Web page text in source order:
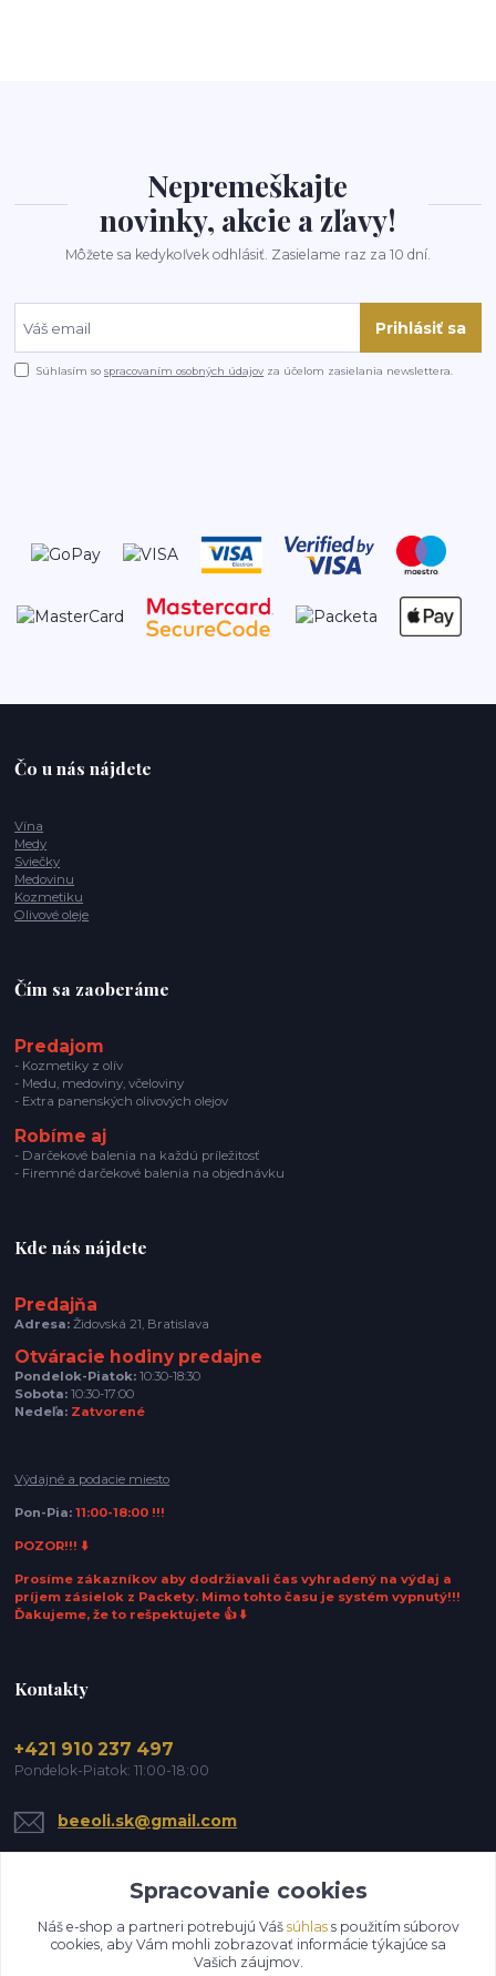
Nepremeškajte
novinky, akcie a zľavy!
Môžete sa kedykoľvek odhlásiť. Zasielame raz za 10 dní.
Prihlásiť sa
Súhlasím sospracovaním osobných údajov za účelom zasielania newslettera.
Čo u nás nájdete
Vína
Medy
Sviečky
Medovinu
Kozmetiku
Olivové oleje
Čím sa zaoberáme
Predajom
- Kozmetiky z olív
- Medu, medoviny, včeloviny
- Extra panenských olivových olejov
Robíme aj
- Darčekové balenia na každú príležitosť
- Firemné darčekové balenia na objednávku
Kde nás nájdete
Predajňa
Adresa: Židovská 21, Bratislava
Otváracie hodiny predajne
Pondelok-Piatok: 10:30-18:30
Sobota: 10:30-17:00
Nedeľa: Zatvorené
Výdajné a podacie miesto
Pon-Pia:11:00-18:00 !!!
POZOR!!! ⬇️
Prosíme zákazníkov aby dodržiavali čas vyhradený na výdaj a
príjem zásielok z Packety. Mimo tohto času je systém vypnutý!!!
Ďakujeme, že to rešpektujete 👍 ⬇️
Kontakty
+421 910 237 497
Pondelok-Piatok: 11:00-18:00
beeoli.sk@gmail.com
Spracovanie cookies
Náš e-shop a partneri potrebujú Váš súhlass použitím súborov
cookies, aby Vám mohli zobrazovať informácie týkajúce sa
Vašich záujmov.